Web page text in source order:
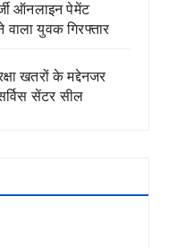
ऑनलाइन पेमेंट
वाला युवक गिरफ्तार
खतरों के मद्देनजर
सेंटर सील